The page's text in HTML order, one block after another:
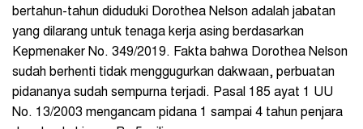
bertahun-tahun diduduki Dorothea Nelson adalah jabatan
yang dilarang untuk tenaga kerja asing berdasarkan
Kepmenaker No. 349/2019. Fakta bahwa Dorothea Nelson
sudah berhenti tidak menggugurkan dakwaan, perbuatan
pidananya sudah sempurna terjadi. Pasal 185 ayat 1 UU
No. 13/2003 mengancam pidana 1 sampai 4 tahun penjara